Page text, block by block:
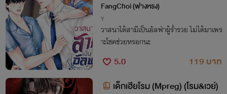
(Omegaverse)
FangChoi (ฟางหรง)
Y
วาสนาได้สามีเป็นอัลฟ่าผู้ร่ำรวย ไม่ได้มาเพร
าะโชคช่วยหรอกนะ
5.0
119 บาท
เด็กเฮียโรม (Mpreg) (โรม&เวย์)